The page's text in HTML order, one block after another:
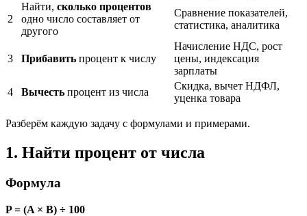
2
Найти, сколько процентов
одно число составляет от
другого
Сравнение показателей,
статистика, аналитика
3 Прибавить процент к числу
Начисление НДС, рост
цены, индексация
зарплаты
4
Вычесть процент из числа
Скидка, вычет НДФЛ,
уценка товара
Разберём каждую задачу с формулами и примерами.
1. Найти процент от числа
Формула
P = (A × B) ÷ 100